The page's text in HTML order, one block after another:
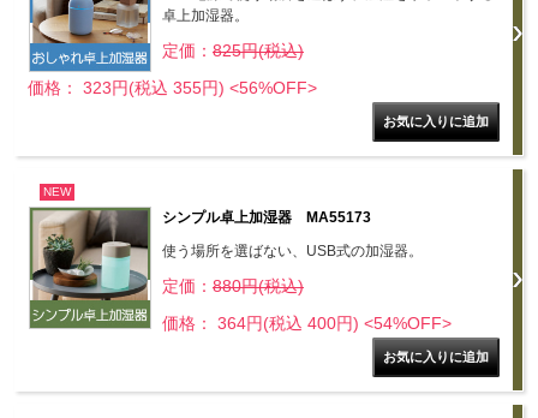
卓上加湿器。
定価： 825円(税込)
価格： 323円(税込 355円) <56%OFF>
NEW
シンプル卓上加湿器 MA55173
使う場所を選ばない、USB式の加湿器。
定価： 880円(税込)
価格： 364円(税込 400円) <54%OFF>